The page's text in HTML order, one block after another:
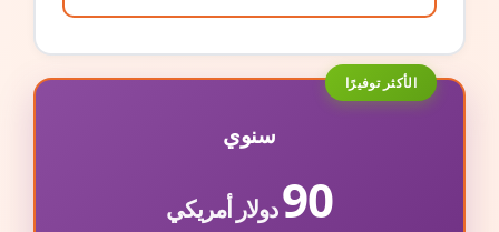
الأكثر توفيرًا
سنوي
90دولار أمريكي